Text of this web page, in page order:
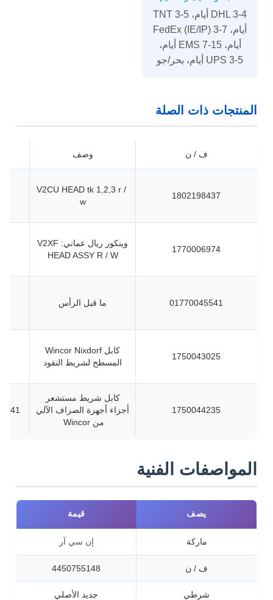
DHL 3-4 أيام، TNT 3-5
أيام، FedEx (IE/IP) 3-7
أيام، EMS 7-15 أيام،
UPS 3-5 أيام، بحر/جو
المنتجات ذات الصلة
ف / ن وصف
1802198437
V2CU HEAD tk 1,2,3 r /
w
1770006974
وينكور ريال عماني: V2XF
HEAD ASSY R / W
01770045541 ما قبل الرأس
1750043025
كابل Wincor Nixdorf
المسطح لشريط النقود
1750044235
كابل شريط مستشعر
أجزاء أجهزة الصراف الآلي
من Wincor
المواصفات الفنية
يصف قيمة
ماركة إن سي آر
ف / ن 4450755148
شرطي جديد الأصلي